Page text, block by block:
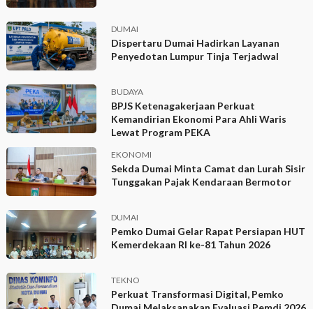
DUMAI
Dispertaru Dumai Hadirkan Layanan
Penyedotan Lumpur Tinja Terjadwal
BUDAYA
BPJS Ketenagakerjaan Perkuat
Kemandirian Ekonomi Para Ahli Waris
Lewat Program PEKA
EKONOMI
Sekda Dumai Minta Camat dan Lurah Sisir
Tunggakan Pajak Kendaraan Bermotor
DUMAI
Pemko Dumai Gelar Rapat Persiapan HUT
Kemerdekaan RI ke-81 Tahun 2026
TEKNO
Perkuat Transformasi Digital, Pemko